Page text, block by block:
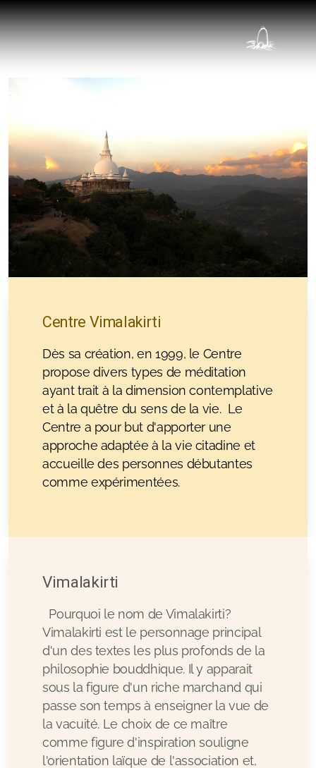
Centre Vimalakirti
Dès sa création, en 1999, le Centre
propose divers types de méditation
ayant trait à la dimension contemplative
et à la quêtre du sens de la vie. Le
Centre a pour but d'apporter une
approche adaptée à la vie citadine et
accueille des personnes débutantes
comme expérimentées.
Vimalakirti
Pourquoi le nom de Vimalakirti?
Vimalakirti est le personnage principal
d'un des textes les plus profonds de la
philosophie bouddhique. Il y apparait
sous la figure d'un riche marchand qui
passe son temps à enseigner la vue de
la vacuité. Le choix de ce maître
comme figure d'inspiration souligne
l'orientation laïque de l'association et,
Les Enseignants
Mentions légales
Questions et Réponses